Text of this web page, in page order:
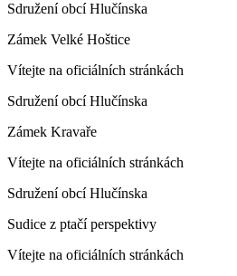
Sdružení obcí Hlučínska
Zámek Velké Hoštice
Vítejte na oficiálních stránkách
Sdružení obcí Hlučínska
Zámek Kravaře
Vítejte na oficiálních stránkách
Sdružení obcí Hlučínska
Sudice z ptačí perspektivy
Vítejte na oficiálních stránkách